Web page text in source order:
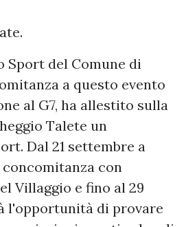
Sport del Comune di
a questo evento
al G7, ha allestito sulla
Talete un
Dal 21 settembre a
con
Villaggio e fino al 29
l'opportunità di provare